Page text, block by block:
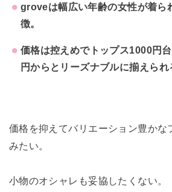
groveは幅広い年齢の女性が着ら
徴。
価格は控えめでトップス1000円
円からとリーズナブルに揃えられ
価格を抑えてバリエーション豊かな
みたい。
小物のオシャレも妥協したくない。